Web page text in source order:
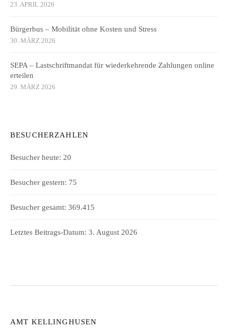
23. APRIL 2026
Bürgerbus – Mobilität ohne Kosten und Stress
30. MÄRZ 2026
SEPA – Lastschriftmandat für wiederkehrende Zahlungen online
erteilen
29. MÄRZ 2026
BESUCHERZAHLEN
Besucher heute: 20
Besucher gestern: 75
Besucher gesamt: 369.415
Letztes Beitrags-Datum: 3. August 2026
AMT KELLINGHUSEN